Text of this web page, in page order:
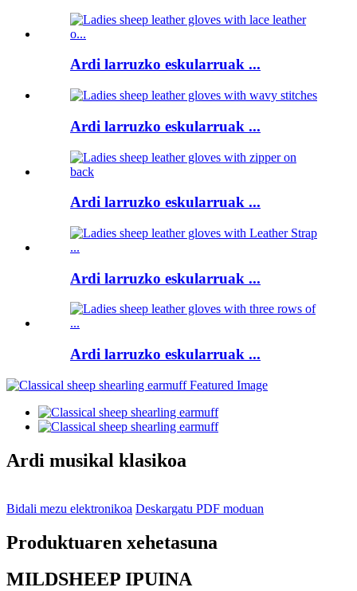
Ardi larruzko eskularruak ...
Ardi larruzko eskularruak ...
Ardi larruzko eskularruak ...
Ardi larruzko eskularruak ...
Ardi larruzko eskularruak ...
Ardi musikal klasikoa
Bidali mezu elektronikoa Deskargatu PDF moduan
Produktuaren xehetasuna
MILDSHEEP IPUINA